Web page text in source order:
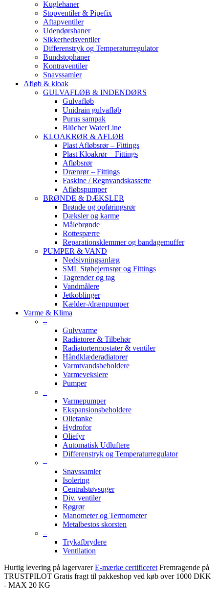
Kuglehaner
Stopventiler & Pipefix
Aftapventiler
Udendørshaner
Sikkerhedsventiler
Differenstryk og Temperaturregulator
Bundstophaner
Kontraventiler
Snavssamler
Afløb & kloak
GULVAFLØB & INDENDØRS
Gulvafløb
Unidrain gulvafløb
Purus sampak
Blücher WaterLine
KLOAKRØR & AFLØB
Plast Afløbsrør – Fittings
Plast Kloakrør – Fittings
Afløbsrør
Drænrør – Fittings
Faskine / Regnvandskassette
Afløbspumper
BRØNDE & DÆKSLER
Brønde og opføringsrør
Dæksler og karme
Målebrønde
Rottespærre
Reparationsklemmer og bandagemuffer
PUMPER & VAND
Nedsivningsanlæg
SML Støbejernsrør og Fittings
Tagrender og tag
Vandmålere
Jetkoblinger
Kælder-/drænpumper
Varme & Klima
–
Gulvvarme
Radiatorer & Tilbehør
Radiatortermostater & ventiler
Håndklæderadiatorer
Varmtvandsbeholdere
Varmevekslere
Pumper
–
Varmepumper
Ekspansionsbeholdere
Olietanke
Hydrofor
Oliefyr
Automatisk Udluftere
Differenstryk og Temperaturregulator
–
Snavssamler
Isolering
Centralstøvsuger
Div. ventiler
Røgrør
Manometer og Termometer
Metalbestos skorsten
–
Trykafbrydere
Ventilation
Hurtig levering på lagervarer E-mærke certificeret Fremragende på
TRUSTPILOT Gratis fragt til pakkeshop ved køb over 1000 DKK
- MAX 20 KG